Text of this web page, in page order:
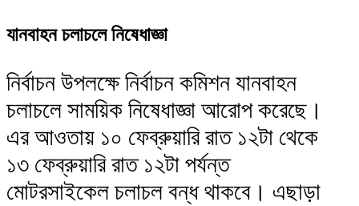
যানবাহন চলাচলে নিষেধাজ্ঞা
নির্বাচন উপলক্ষে নির্বাচন কমিশন যানবাহন
চলাচলে সাময়িক নিষেধাজ্ঞা আরোপ করেছে।
এর আওতায় ১০ ফেব্রুয়ারি রাত ১২টা থেকে
১৩ ফেব্রুয়ারি রাত ১২টা পর্যন্ত
মোটরসাইকেল চলাচল বন্ধ থাকবে। এছাড়া